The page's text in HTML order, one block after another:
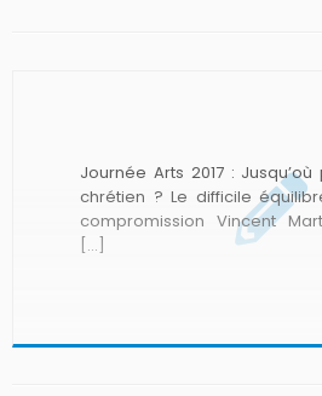
Journée Arts 2017 :
chrétien ? Le difficile
compromission Vincent
[…]